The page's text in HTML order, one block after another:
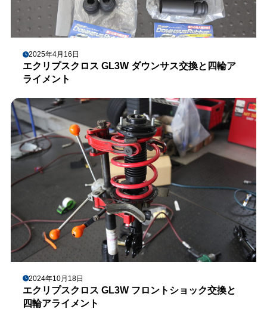
2025年4月16日
エクリプスクロス GL3W ダウンサス交換と四輪ア
ライメント
2024年10月18日
エクリプスクロス GL3W フロントショック交換と
四輪アライメント